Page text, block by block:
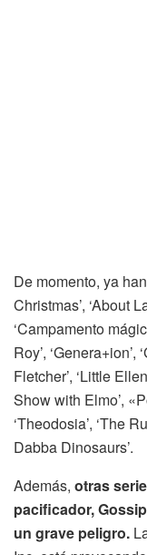
De momento, ya
Christmas’, ‘About
‘Campamento
Roy’, ‘Genera+ion’,
Fletcher’, ‘Little
Show with Elmo’,
‘Theodosia’, ‘The
Dabba Dinosaurs’.
Además, otras
pacificador,
un grave peligro.